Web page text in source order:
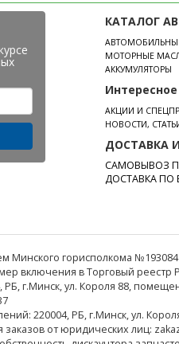
КАТАЛОГ
МОТОРНЫЕ
АККУМУЛЯТОРЫ
Интересное
АКЦИИ И
НОВОСТИ,
ДОСТАВКА
САМОВЫВОЗ
ДОСТАВКА ПО
Минского горисполкома
включения в Торговый реестр
г.Минск, ул. Короля 88,
220004, РБ, г.Минск, ул.
заказов от юридических лиц: